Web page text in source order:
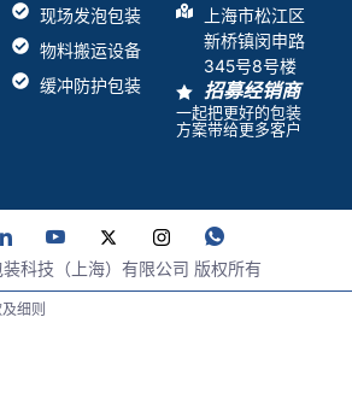
现场发泡包装
物料搬运设备
缓冲防护包装
上海市松江区
新桥镇闵申路
345号8号楼
招募经销商
一起把更好的包装
方案带给更多客户
科技（上海）有限公司 版权所有
细则